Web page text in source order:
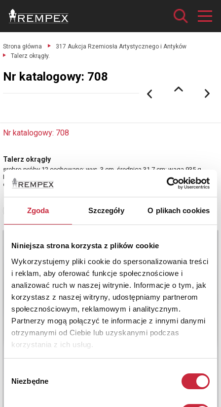
Zgoda Szczegóły O plikach cookies
Niniejsza strona korzysta z plików cookie
Wykorzystujemy pliki cookie do spersonalizowania treści
i reklam, aby oferować funkcje społecznościowe i
analizować ruch w naszej witrynie. Informacje o tym, jak
korzystasz z naszej witryny, udostępniamy partnerom
społecznościowym, reklamowym i analitycznym.
Partnerzy mogą połączyć te informacje z innymi danymi
otrzymanymi od Ciebie lub uzyskanymi podczas
korzystania z ich usług.
zgody
Niezbędne
Strona główna
317 Aukcja Rzemiosła Artystycznego i Antyków
Talerz okrągły.
Nr katalogowy: 708
Nr katalogowy: 708
Talerz okrągły
srebro próby 12 cechowane; wys. 3 cm, średnica 31,7 cm; waga 935 g.
Polska, lata 20.-30. XIX w.
estymacja: 4 000 - 4 800 zł
Zobacz pełne informacje